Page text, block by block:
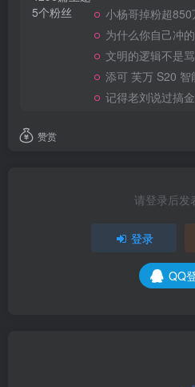
5个粉丝
小杨哥掉粉超850
为什么你自己冲的咖啡
文明的逻辑不是
添可 芙万 S20
记得老刘说过搞金融
赞赏
请登录后发
登录
QQ